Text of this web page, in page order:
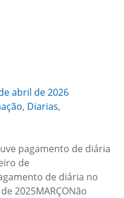
abril de 2026
, Diarias,
pagamento de diária
de
de diária no
2025MARÇONão